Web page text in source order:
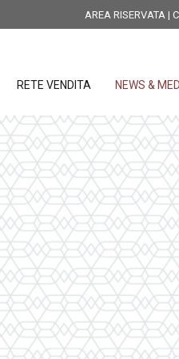
AREA RISERVATA |
SCOPRI
PRODOTTO
CONDIZIONI
DI GARANZIA
RETE VENDITA NEWS &